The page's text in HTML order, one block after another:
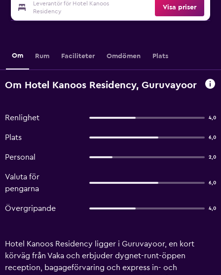
Leverantör för Hotel Kanoos
Residency
Visa priser
Om Rum Faciliteter Omdömen Plats
Om Hotel Kanoos Residency, Guruvayoor
Renlighet 4,0
Plats 6,0
Personal 2,0
Valuta för
pengarna
6,0
Övergripande 4,0
Hotel Kanoos Residency ligger i Guruvayoor, en kort
körväg från Vaka och erbjuder dygnet-runt-öppen
reception, bagageförvaring och express in- och